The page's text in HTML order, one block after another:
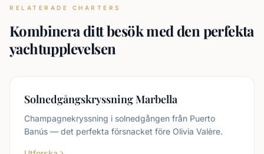
RELATERADE CHARTERS
Kombinera ditt besök med den perfekta
yachtupplevelsen
Solnedgångskryssning Marbella
Champagnekryssning i solnedgången från Puerto
Banús — det perfekta försnacket före Olivia Valère.